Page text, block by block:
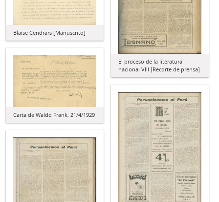
Blaise Cendrars [Manuscrito]
El proceso de la literatura
nacional VIII [Recorte de prensa]
Carta de Waldo Frank, 21/4/1929